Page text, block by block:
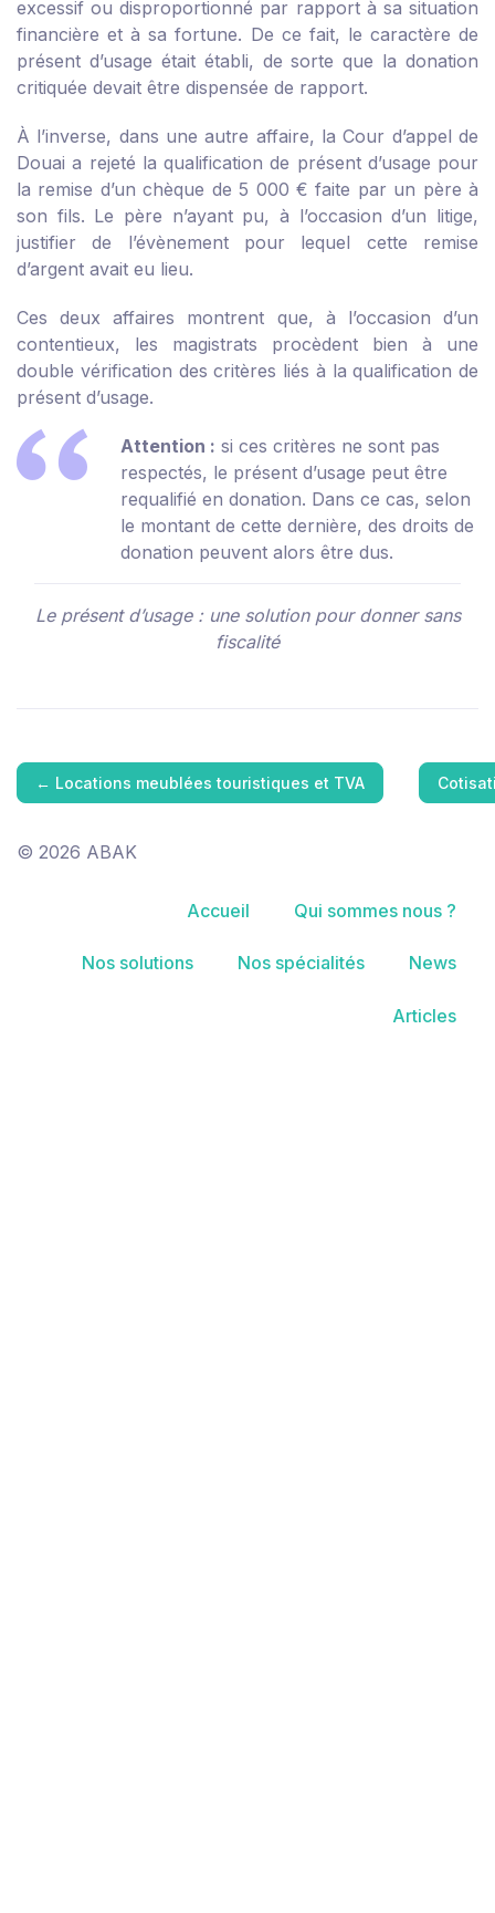
excessif ou disproportionné par rapport à sa situation
financière et à sa fortune. De ce fait, le caractère de
présent d’usage était établi, de sorte que la donation
critiquée devait être dispensée de rapport.
À l’inverse, dans une autre affaire, la Cour d’appel de
Douai a rejeté la qualification de présent d’usage pour
la remise d’un chèque de 5 000 € faite par un père à
son fils. Le père n’ayant pu, à l’occasion d’un litige,
justifier de l’évènement pour lequel cette remise
d’argent avait eu lieu.
Ces deux affaires montrent que, à l’occasion d’un
contentieux, les magistrats procèdent bien à une
double vérification des critères liés à la qualification de
présent d’usage.
Attention : si ces critères ne sont pas
respectés, le présent d’usage peut être
requalifié en donation. Dans ce cas, selon
le montant de cette dernière, des droits de
donation peuvent alors être dus.
Le présent d’usage : une solution pour donner sans
fiscalité
← Locations meublées touristiques et TVA
© 2026 ABAK
Accueil Qui sommes nous ?
Nos solutions Nos spécialités News
Articles